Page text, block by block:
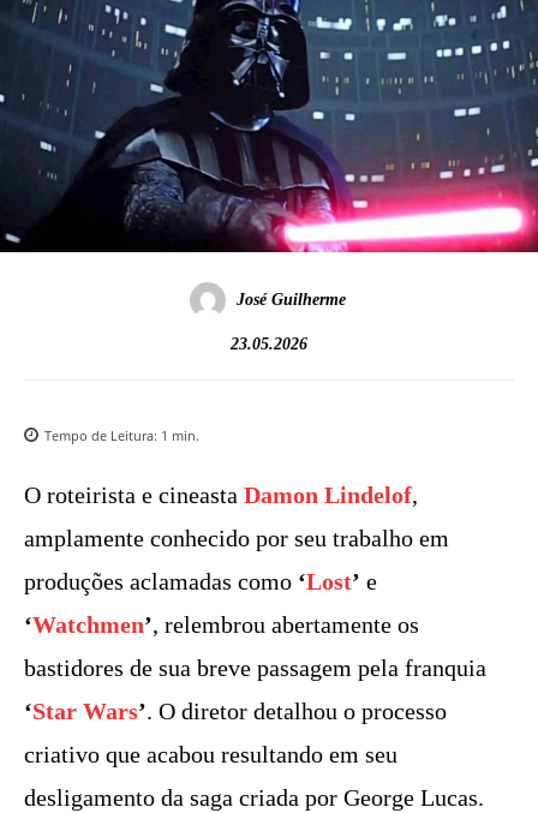
José Guilherme
23.05.2026
Tempo de Leitura: 1 min.
O roteirista e cineasta Damon Lindelof,
amplamente conhecido por seu trabalho em
produções aclamadas como ‘Lost’ e
‘Watchmen’, relembrou abertamente os
bastidores de sua breve passagem pela franquia
‘Star Wars’. O diretor detalhou o processo
criativo que acabou resultando em seu
desligamento da saga criada por George Lucas.